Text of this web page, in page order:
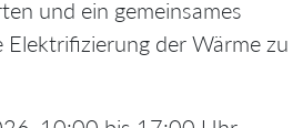
und ein gemeinsames
der Wärme zu